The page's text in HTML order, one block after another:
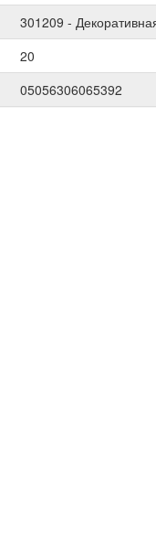
301209 -
20
05056306065392